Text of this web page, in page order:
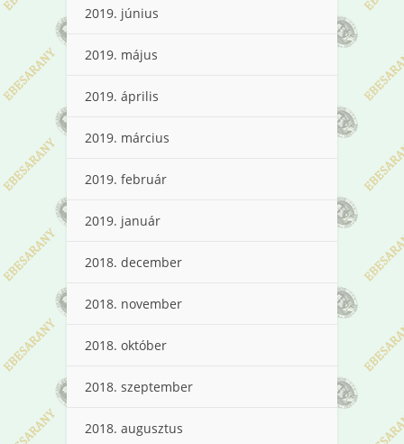
2019. június
2019. május
2019. április
2019. március
2019. február
2019. január
2018. december
2018. november
2018. október
2018. szeptember
2018. augusztus